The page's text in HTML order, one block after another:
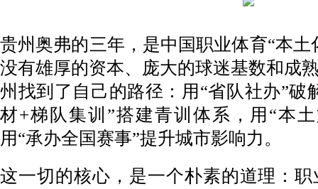
贵州奥弗的三年，是中国职业体育“本
没有雄厚的资本、庞大的球迷基数和成
州找到了自己的路径：用“省队社办”破
材+梯队集训”搭建青训体系，用“本
用“承办全国赛事”提升城市影响力。
这一切的核心，是一个朴素的道理：